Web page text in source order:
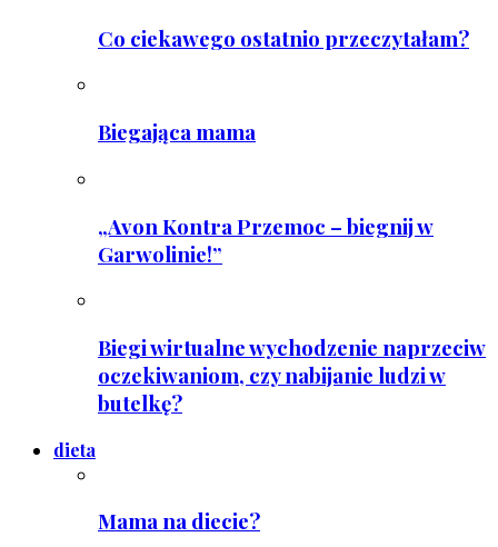
Co ciekawego ostatnio przeczytałam?
Biegająca mama
„Avon Kontra Przemoc – biegnij w
Garwolinie!”
Biegi wirtualne wychodzenie naprzeciw
oczekiwaniom, czy nabijanie ludzi w
butelkę?
dieta
Mama na diecie?